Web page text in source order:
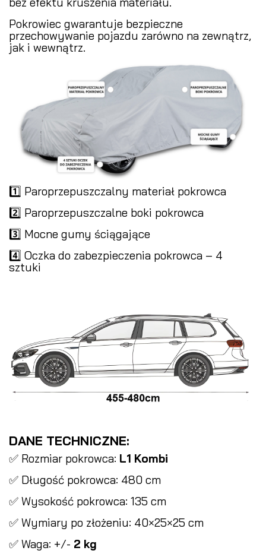
Pokrowiec gwarantuje bezpieczne
przechowywanie pojazdu zarówno na zewnątrz,
jak i wewnątrz.
1️⃣ Paroprzepuszczalny materiał pokrowca
2️⃣ Paroprzepuszczalne boki pokrowca
3️⃣ Mocne gumy ściągające
4️⃣ Oczka do zabezpieczenia pokrowca – 4
sztuki
DANE TECHNICZNE:
✅ Rozmiar pokrowca: L1 Kombi
✅ Długość pokrowca: 480 cm
✅ Wysokość pokrowca: 135 cm
✅ Wymiary po złożeniu: 40×25×25 cm
✅ Waga: +/- 2 kg